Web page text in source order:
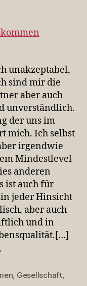
Grundeinkommen
unakzeptabel,
sind mir die
aber auch
unverständlich.
der uns im
mich. Ich selbst
irgendwie
Mindestlevel
anderen
ist auch für
jeder Hinsicht
aber auch
und in
Gesellschaft,